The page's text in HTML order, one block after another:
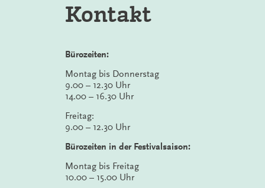
Kontakt
Bürozeiten:
Montag bis Donnerstag
9.00 – 12.30 Uhr
14.00 – 16.30 Uhr
Freitag:
9.00 – 12.30 Uhr
Bürozeiten in der Festivalsaison:
Montag bis Freitag
10.00 – 15.00 Uhr